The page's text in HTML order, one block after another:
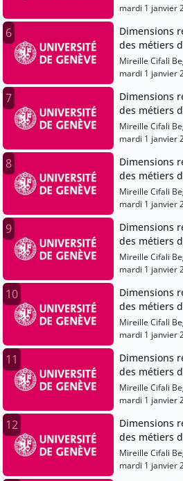
mardi 1 janvier
6
Dimensions
des métiers
Mireille Cifali
mardi 1 janvier
7
Dimensions
des métiers
Mireille Cifali
mardi 1 janvier
8
Dimensions
des métiers
Mireille Cifali
mardi 1 janvier
9
Dimensions
des métiers
Mireille Cifali
mardi 1 janvier
10
Dimensions
des métiers
Mireille Cifali
mardi 1 janvier
11
Dimensions
des métiers
Mireille Cifali
mardi 1 janvier
12
Dimensions
des métiers
Mireille Cifali
mardi 1 janvier